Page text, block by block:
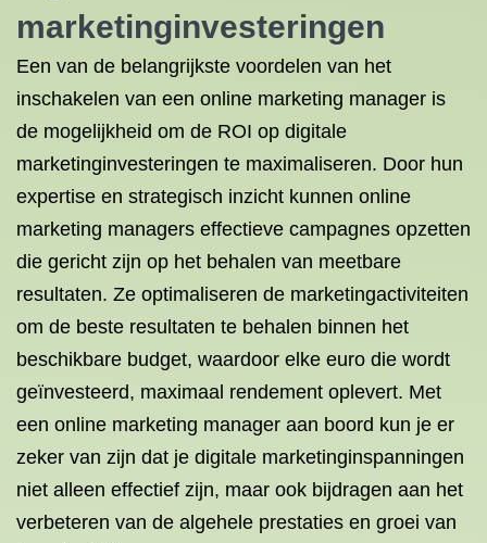
marketinginvesteringen
Een van de belangrijkste voordelen van het
inschakelen van een online marketing manager is
de mogelijkheid om de ROI op digitale
marketinginvesteringen te maximaliseren. Door hun
expertise en strategisch inzicht kunnen online
marketing managers effectieve campagnes opzetten
die gericht zijn op het behalen van meetbare
resultaten. Ze optimaliseren de marketingactiviteiten
om de beste resultaten te behalen binnen het
beschikbare budget, waardoor elke euro die wordt
geïnvesteerd, maximaal rendement oplevert. Met
een online marketing manager aan boord kun je er
zeker van zijn dat je digitale marketinginspanningen
niet alleen effectief zijn, maar ook bijdragen aan het
verbeteren van de algehele prestaties en groei van